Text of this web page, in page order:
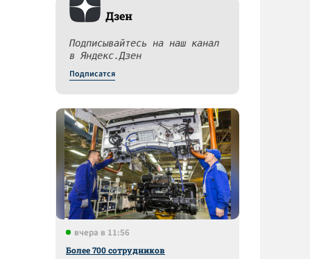
Дзен
Подписывайтесь на наш канал
в Яндекс.Дзен
Подписатся
вчера в 11:56
Более 700 сотрудников